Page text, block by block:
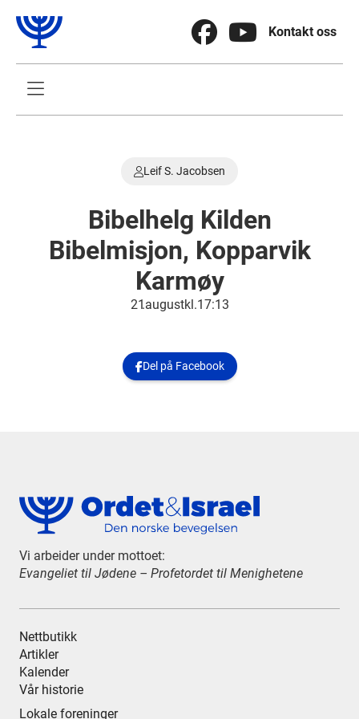
  Kontakt oss

Leif S. Jacobsen
Bibelhelg Kilden
Bibelmisjon, Kopparvik
Karmøy
21.augustkl.17:13
Del på Facebook
Vi arbeider under mottoet:
Evangeliet til Jødene – Profetordet til Menighetene
Nettbutikk
Artikler
Kalender
Vår historie
Lokale foreninger